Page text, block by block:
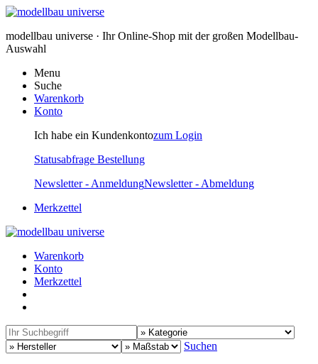
modellbau universe · Ihr Online-Shop mit der großen Modellbau-
Auswahl
Menu
Suche
Warenkorb
Konto
Ich habe ein Kundenkontozum Login
Statusabfrage Bestellung
Newsletter - AnmeldungNewsletter - Abmeldung
Merkzettel
Warenkorb
Konto
Merkzettel
Suchen